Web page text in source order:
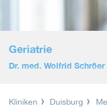
Geriatrie
Dr. med. Wolfrid Schröer
Kliniken Duisburg